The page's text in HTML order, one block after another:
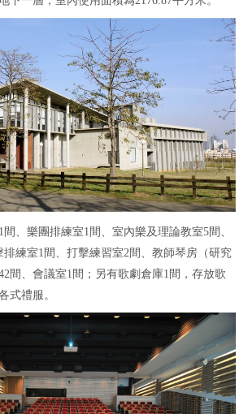
、樂團排練室1間、室內樂及理論教室5間、
練室1間、打擊練習室2間、教師琴房（研究
間、會議室1間；另有歌劇倉庫1間，存放歌
式禮服。